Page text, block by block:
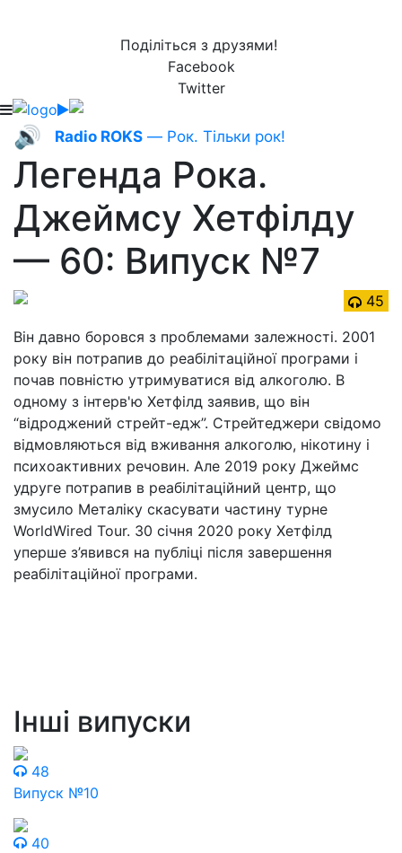
Поділіться з друзями!
Facebook
Twitter
🔊 Radio ROKS — Рок. Тільки рок!
Легенда Рока.
Джеймсу Хетфілду
— 60: Випуск №7
45
Він давно боровся з проблемами залежності. 2001
року він потрапив до реабілітаційної програми і
почав повністю утримуватися від алкоголю. В
одному з інтерв'ю Хетфілд заявив, що він
“відроджений стрейт-едж”. Стрейтеджери свідомо
відмовляються від вживання алкоголю, нікотину і
психоактивних речовин. Але 2019 року Джеймс
удруге потрапив в реабілітаційний центр, що
змусило Металіку скасувати частину турне
WorldWired Tour. 30 січня 2020 року Хетфілд
уперше з’явився на публіці після завершення
реабілітаційної програми.
Інші випуски
48
Випуск №10
40